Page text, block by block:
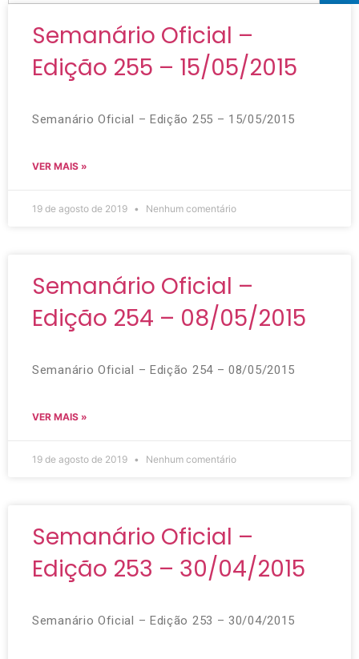
Semanário Oficial –
Edição 255 – 15/05/2015
Semanário Oficial – Edição 255 – 15/05/2015
VER MAIS »
19 de agosto de 2019 Nenhum comentário
Semanário Oficial –
Edição 254 – 08/05/2015
Semanário Oficial – Edição 254 – 08/05/2015
VER MAIS »
19 de agosto de 2019 Nenhum comentário
Semanário Oficial –
Edição 253 – 30/04/2015
Semanário Oficial – Edição 253 – 30/04/2015